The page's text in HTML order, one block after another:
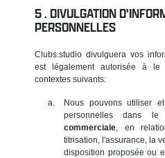
DIVULGATION
PERSONNELLES
Clubs.studio divulguera vos
est légalement autorisée à le
contextes suivants:
Nous pouvons utiliser
personnelles dans
commerciale, en
titrisation, l'assurance, la
disposition proposée ou